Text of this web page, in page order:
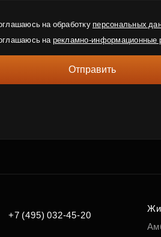
на обработку персональных
нарекламно-информационные
Отправить
+7 (495) 032-45-20